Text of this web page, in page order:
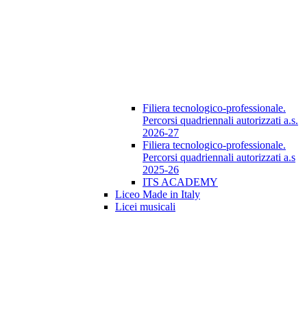
Filiera tecnologico-professionale.
Percorsi quadriennali autorizzati a.s.
2026-27
Filiera tecnologico-professionale.
Percorsi quadriennali autorizzati a.s
2025-26
ITS ACADEMY
Liceo Made in Italy
Licei musicali